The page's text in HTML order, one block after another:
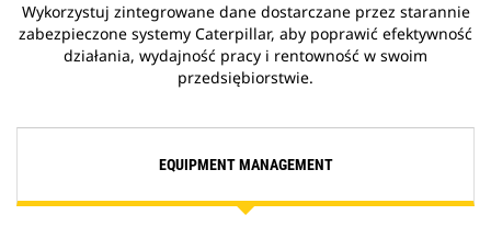
Wykorzystuj zintegrowane dane dostarczane przez starannie
zabezpieczone systemy Caterpillar, aby poprawić efektywność
działania, wydajność pracy i rentowność w swoim
przedsiębiorstwie.
EQUIPMENT MANAGEMENT